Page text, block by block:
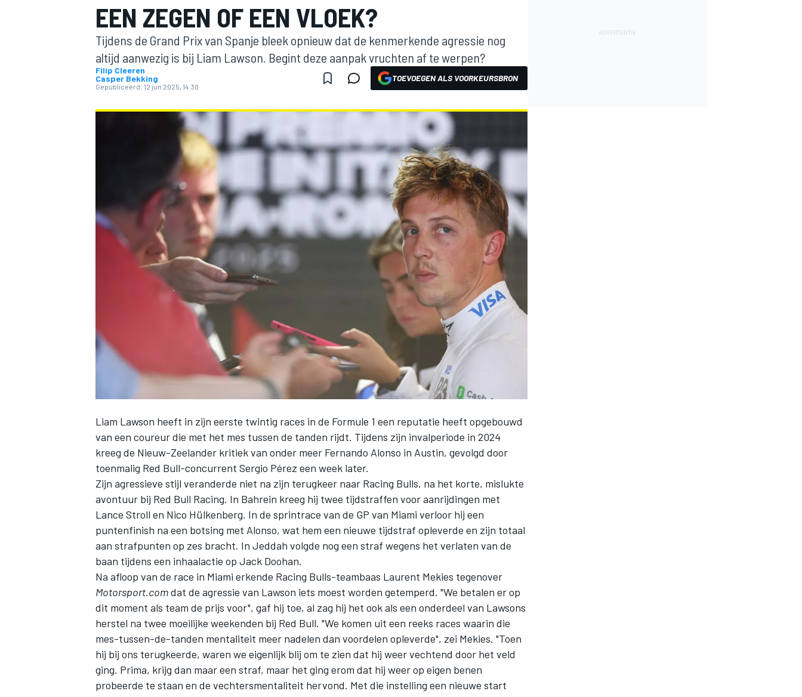
DTM
EEN ZEGEN OF EEN VLOEK?
Tijdens de Grand Prix van Spanje bleek opnieuw dat de kenmerkende agressie nog
altijd aanwezig is bij Liam Lawson. Begint deze aanpak vruchten af te werpen?
Filip Cleeren
Casper Bekking
Gepubliceerd: 12 jun 2025, 14:30
TOEVOEGEN ALS VOORKEURSBRON
Liam Lawson heeft in zijn eerste twintig races in de Formule 1 een reputatie heeft opgebouwd
van een coureur die met het mes tussen de tanden rijdt. Tijdens zijn invalperiode in 2024
kreeg de Nieuw-Zeelander kritiek van onder meer Fernando Alonso in Austin, gevolgd door
toenmalig Red Bull-concurrent Sergio Pérez een week later.
Zijn agressieve stijl veranderde niet na zijn terugkeer naar Racing Bulls, na het korte, mislukte
avontuur bij Red Bull Racing. In Bahrein kreeg hij twee tijdstraffen voor aanrijdingen met
Lance Stroll en Nico Hülkenberg. In de sprintrace van de GP van Miami verloor hij een
puntenfinish na een botsing met Alonso, wat hem een nieuwe tijdstraf opleverde en zijn totaal
aan strafpunten op zes bracht. In Jeddah volgde nog een straf wegens het verlaten van de
baan tijdens een inhaalactie op Jack Doohan.
Na afloop van de race in Miami erkende Racing Bulls-teambaas Laurent Mekies tegenover
Motorsport.comdat de agressie van Lawson iets moest worden getemperd. "We betalen er op
dit moment als team de prijs voor", gaf hij toe, al zag hij het ook als een onderdeel van Lawsons
herstel na twee moeilijke weekenden bij Red Bull. "We komen uit een reeks races waarin die
mes-tussen-de-tanden mentaliteit meer nadelen dan voordelen opleverde", zei Mekies. "Toen
hij bij ons terugkeerde, waren we eigenlijk blij om te zien dat hij weer vechtend door het veld
ging. Prima, krijg dan maar een straf, maar het ging erom dat hij weer op eigen benen
probeerde te staan en de vechtersmentaliteit hervond. Met die instelling een nieuwe start